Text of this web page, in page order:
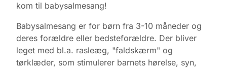
kom til babysalmesang!
Babysalmesang er for børn fra 3-10 måneder og
deres forældre eller bedsteforældre. Der bliver
leget med bl.a. rasleæg, "faldskærm" og
tørklæder, som stimulerer barnets hørelse, syn,